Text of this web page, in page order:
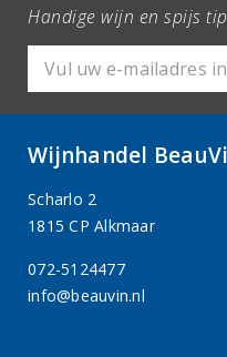
Handige wijn en spijs
Wijnhandel
Scharlo 2
1815 CP Alkmaar
072-5124477
info@beauvin.nl